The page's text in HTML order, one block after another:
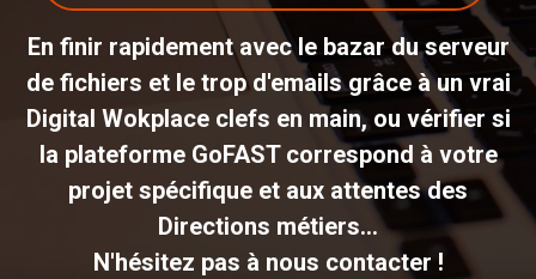
En finir rapidement avec le bazar du serveur
de fichiers et le trop d'emails grâce à un vrai
Digital Wokplace clefs en main, ou vérifier si
la plateforme GoFAST correspond à votre
projet spécifique et aux attentes des
Directions métiers...
N'hésitez pas à nous contacter !